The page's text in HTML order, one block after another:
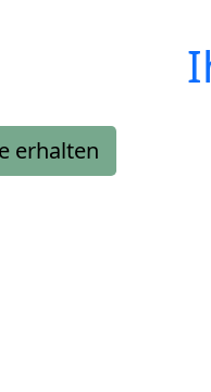
erhalten